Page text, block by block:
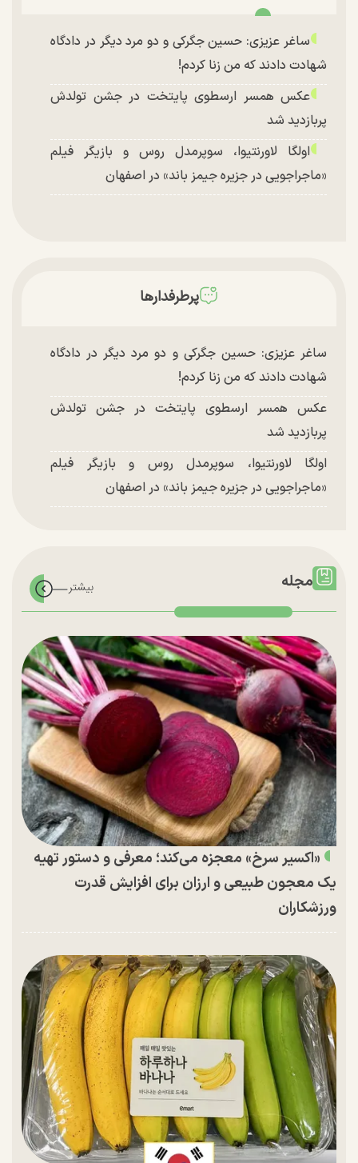
ساغر عزیزی: حسین جگرکی و دو مرد دیگر در دادگاه
شهادت دادند که من زنا کردم!
عکس همسر ارسطوی پایتخت در جشن تولدش
پربازدید شد
اولگا لاورنتیوا، سوپرمدل روس و بازیگر فیلم
«ماجراجویی در جزیره جیمز باند» در اصفهان
پرطرفدارها
ساغر عزیزی: حسین جگرکی و دو مرد دیگر در دادگاه
شهادت دادند که من زنا کردم!
عکس همسر ارسطوی پایتخت در جشن تولدش
پربازدید شد
اولگا لاورنتیوا، سوپرمدل روس و بازیگر فیلم
«ماجراجویی در جزیره جیمز باند» در اصفهان
مجله
«اکسیر سرخ» معجزه می‌کند؛ معرفی و دستور تهیه
یک معجون طبیعی و ارزان برای افزایش قدرت
ورزشکاران